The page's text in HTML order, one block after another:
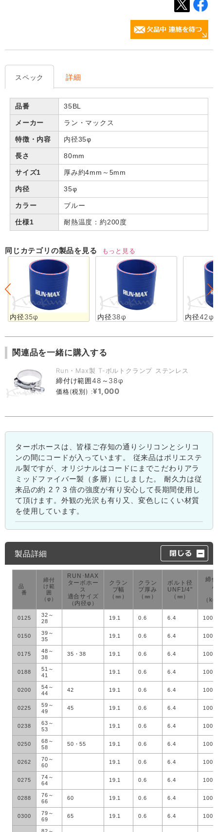
スペック 詳細
品番 35BL
メーカー ラン・マックス
特徴・内容 内径35φ
長さ 80mm
サイズ1 厚み約4mm～5mm
内径 35φ
カラー ブルー
仕様1 耐熱温度：約200度
同じカテゴリの製品を見る もっと見る
内径35φ 内径38φ 内径42φ
関連品を一緒に購入する
Run・Max製 T-ボルトクランプ ステンレス
締付け範囲48～38φ
価格(税別) :¥1,000
ターボホースは、皆様ご存知の通りシリコンとシリコ
ンの間にコードが入っています。 従来品はポリエステ
ル製ですが、オリジナルはコードにまでこだわりアラ
ミッドファイバー製（多層）にしました。 耐久力は従
来品の約 2 ? 3 倍の強度が有り安心して長期間使用し
て頂けます。外観の光沢も有り又、変色しにくい材質
を使用しています。
製品詳細
品
番
締付
け範
囲
（φ）
RUN･MAX
ターボホー
ス
適合サイズ
（内径φ）
クラン
プ幅
（㎜）
クラン
プ厚み
（㎜）
ボルト径
UNF1/4"
（㎜）
締
（
0125
32～
28
19.1 0.6 6.4 100
0150
39～
35
19.1 0.6 6.4 100
0175
48～
38
35・38 19.1 0.6 6.4 100
0188
51～
41
19.1 0.6 6.4 100
0200
54～
44
42 19.1 0.6 6.4 100
0225
59～
49
45 19.1 0.6 6.4 100
0238
63～
53
19.1 0.6 6.4 100
0250
68～
58
50・55 19.1 0.6 6.4 100
0262
70～
60
19.1 0.6 6.4 100
0275
74～
64
19.1 0.6 6.4 100
0288
76～
66
60 19.1 0.6 6.4 100
0300
79～
69
65 19.1 0.6 6.4 100